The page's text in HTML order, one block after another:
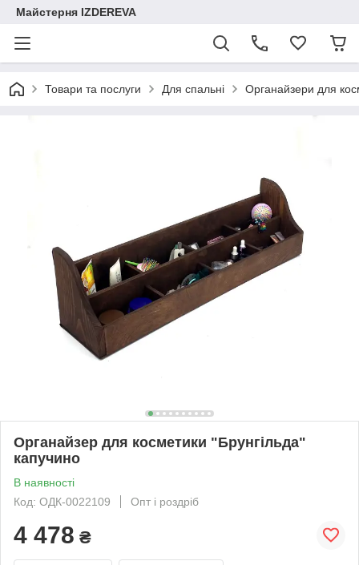
Майстерня IZDEREVA
Товари та послуги Для спальні Органайзери для
Органайзер для косметики "Брунгільда"
капучино
В наявності
Код: ОДК-0022109
Опт і роздріб
4 478 ₴